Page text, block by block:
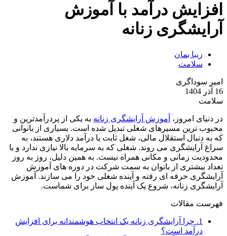
افزایش درآمد با آموزش
آرایشگری زنانه
زیبا بمان
سلامت
امیر سوداگری
16 آذر 1404
سلامت
در دنیای امروز، آموزش آرایشگری زنانه به یکی از پردرآمدترین و
محبوب ترین مسیرهای شغلی تبدیل شده است. بسیاری از بانوانی
که به دنبال استقلال مالی، شغل ثابت یا درآمد دلاری هستند، به
سراغ آرایشگری می روند. شغلی که به سرمایه بالا نیازی ندارد و با
محدودیت زمانی و مکانی همراه نیست. به همین دلیل، روز به روز
تعداد بیشتری از بانوان به سمت شرکت در دوره های آموزش
آرایشگری حرفه ای رفته و آینده شغلی خود را می سازند. آموزش
آرایشگری زنانه، شروع یک آینده پول ساز برای شماست.
فهرست مقالات
1. چرا آرایشگری زنانه یک انتخاب هوشمندانه برای افزایش
درآمد است؟